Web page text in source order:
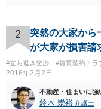
ても拒否して大丈夫です
もらうと良いです。 そ
かなり少ないケースと
度の立退料を提示しない
だ、裁判となった場合は
をおすすめします。 頑張
2
突然の大家から
が大家が損害請
#立ち退き交渉 #賃貸契約トラ
2018年2月2日
不動産・住まいに強
鈴木 崇裕 弁護士